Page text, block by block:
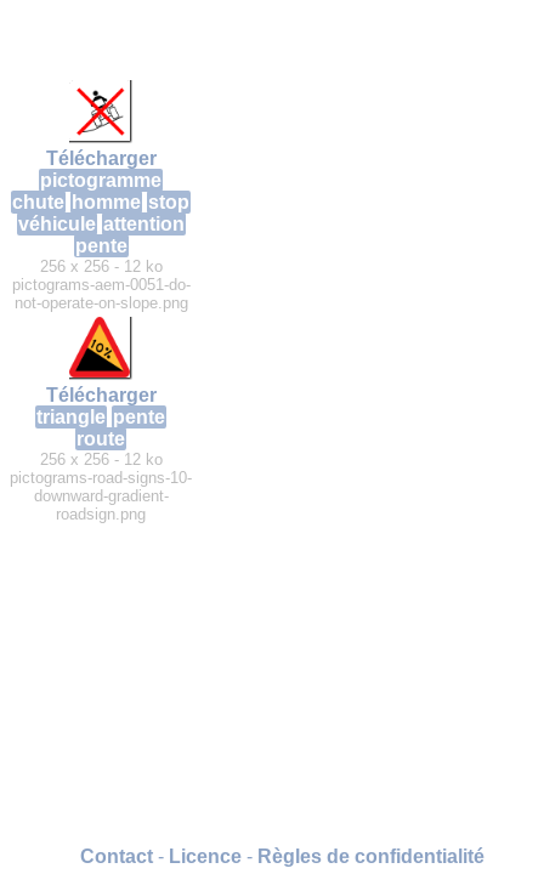
Télécharger
pictogramme
chute homme stop
véhicule attention
pente
256 x 256 - 12 ko
pictograms-aem-0051-do-
not-operate-on-slope.png
Télécharger
triangle pente
route
256 x 256 - 12 ko
pictograms-road-signs-10-
downward-gradient-
roadsign.png
Contact- Licence- Règles de confidentialité